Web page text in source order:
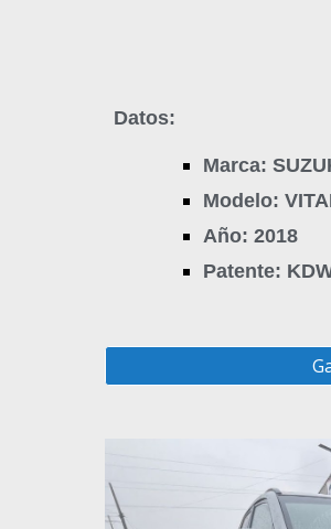
Datos:
Marca:
Modelo:
Año: 2018
Patente: